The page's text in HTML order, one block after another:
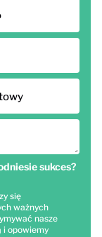
sukces?
się
ważnych
nasze
i opowiemy